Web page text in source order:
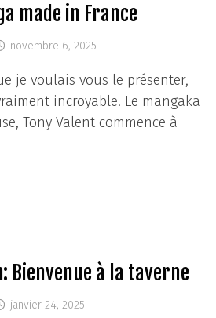
made in France
novembre 6, 2025
je voulais vous le présenter,
incroyable. Le mangaka
Tony Valent commence à
Bienvenue à la taverne
janvier 24, 2025